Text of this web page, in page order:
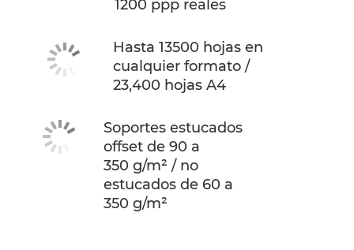
1200 ppp reales
Hasta 13500 hojas en
cualquier formato /
23,400 hojas A4
Soportes estucados
offset de 90 a
350 g/m² / no
estucados de 60 a
350 g/m²